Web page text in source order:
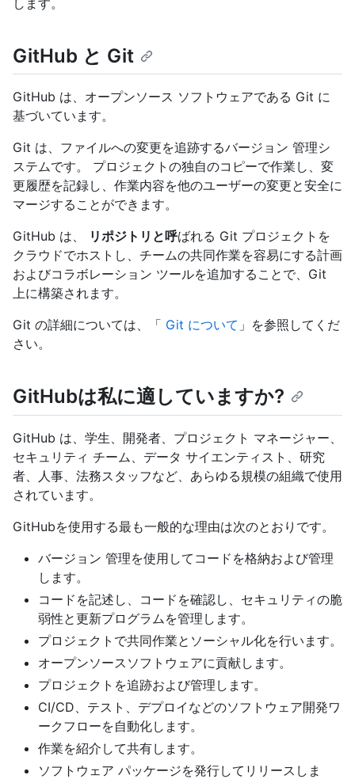
します。
GitHub と Git
GitHub は、オープンソース ソフトウェアである Git に
基づいています。
Git は、ファイルへの変更を追跡するバージョン 管理シ
ステムです。 プロジェクトの独自のコピーで作業し、変
更履歴を記録し、作業内容を他のユーザーの変更と安全に
マージすることができます。
GitHub は、
リポジトリと呼ばれる Git プロジェクトを
クラウドでホストし、チームの共同作業を容易にする計画
およびコラボレーション ツールを追加することで、Git
上に構築されます。
Git の詳細については、「 Git について 」を参照してくだ
さい。
GitHubは私に適していますか?
GitHub は、学生、開発者、プロジェクト マネージャー、
セキュリティ チーム、データ サイエンティスト、研究
者、人事、法務スタッフなど、あらゆる規模の組織で使用
されています。
GitHubを使用する最も一般的な理由は次のとおりです。
バージョン 管理を使用してコードを格納および管理
します。
コードを記述し、コードを確認し、セキュリティの脆
弱性と更新プログラムを管理します。
プロジェクトで共同作業とソーシャル化を行います。
オープンソースソフトウェアに貢献します。
プロジェクトを追跡および管理します。
CI/CD、テスト、デプロイなどのソフトウェア開発ワ
ークフローを自動化します。
作業を紹介して共有します。
ソフトウェア パッケージを発行してリリースしま